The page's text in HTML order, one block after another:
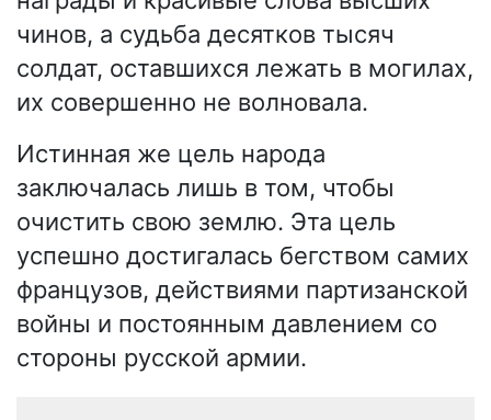
чинов, а судьба десятков тысяч
солдат, оставшихся лежать в могилах,
их совершенно не волновала.
Истинная же цель народа
заключалась лишь в том, чтобы
очистить свою землю. Эта цель
успешно достигалась бегством самих
французов, действиями партизанской
войны и постоянным давлением со
стороны русской армии.